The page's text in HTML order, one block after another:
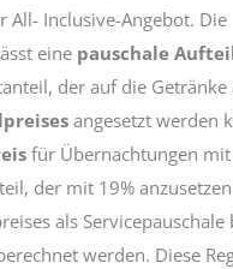
All- Inclusive-Angebot. Die
eine pauschale
der auf die
angesetzt werden
für Übernachtungen
der mit 19%
als Servicepauschale
werden. Diese